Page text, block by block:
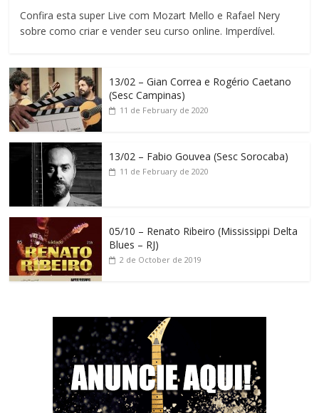
Confira esta super Live com Mozart Mello e Rafael Nery
sobre como criar e vender seu curso online. Imperdível.
13/02 – Gian Correa e Rogério Caetano
(Sesc Campinas)
11 de February de 2020
13/02 – Fabio Gouvea (Sesc Sorocaba)
11 de February de 2020
05/10 – Renato Ribeiro (Mississippi Delta
Blues – RJ)
2 de October de 2019